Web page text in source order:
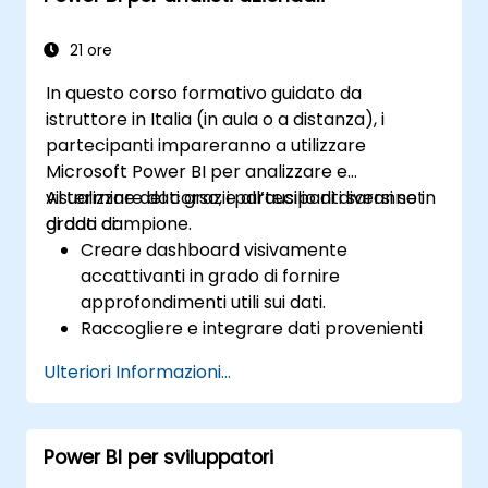
21 ore
In questo corso formativo guidato da
istruttore in Italia (in aula o a distanza), i
partecipanti impareranno a utilizzare
Microsoft Power BI per analizzare e
visualizzare dati grazie all’ausilio di diversi set
di dati campione.
Al termine del corso, i partecipanti saranno in
grado di:
Creare dashboard visivamente
accattivanti in grado di fornire
approfondimenti utili sui dati.
Raccogliere e integrare dati provenienti
Creare e condividere visualizzazioni con i
membri del team.
Modificare i dati tramite Power BI
Desktop.
Ulteriori Informazioni...
Power BI per sviluppatori